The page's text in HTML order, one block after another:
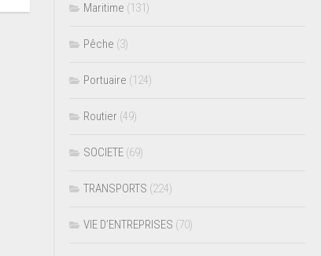
Maritime (131)
Pêche (3)
Portuaire (124)
Routier (49)
SOCIETE (69)
TRANSPORTS (224)
VIE D’ENTREPRISES (70)